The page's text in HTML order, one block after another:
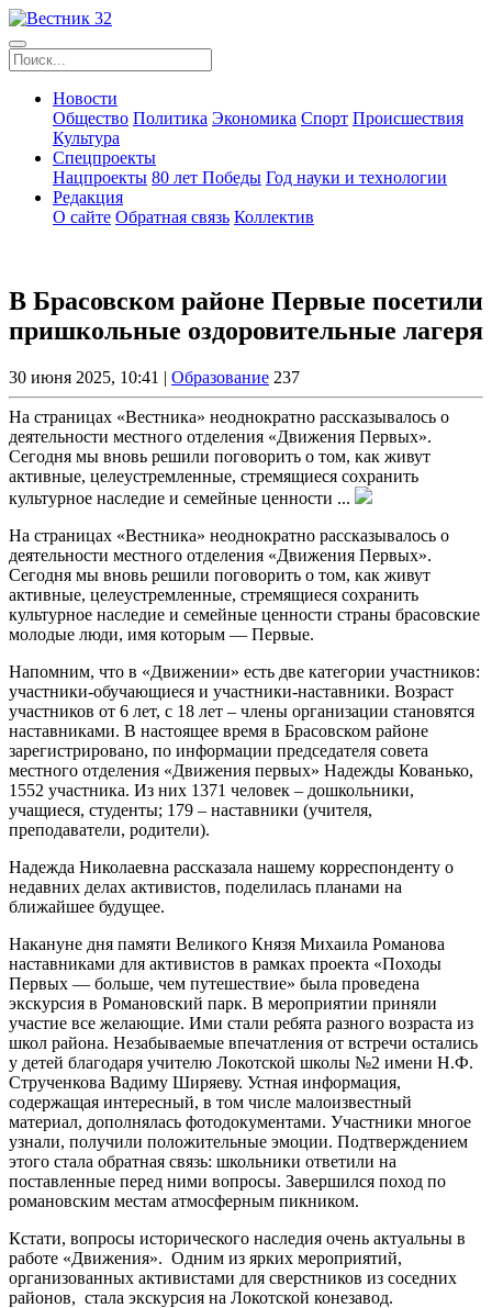
Новости
Общество Политика Экономика Спорт Происшествия
Культура
Спецпроекты
Нацпроекты 80 лет Победы Год науки и технологии
Редакция
О сайте Обратная связь Коллектив
В Брасовском районе Первые посетили
пришкольные оздоровительные лагеря
30 июня 2025, 10:41 | Образование 237
На страницах «Вестника» неоднократно рассказывалось о
деятельности местного отделения «Движения Первых».
Сегодня мы вновь решили поговорить о том, как живут
активные, целеустремленные, стремящиеся сохранить
культурное наследие и семейные ценности ...
На страницах «Вестника» неоднократно рассказывалось о
деятельности местного отделения «Движения Первых».
Сегодня мы вновь решили поговорить о том, как живут
активные, целеустремленные, стремящиеся сохранить
культурное наследие и семейные ценности страны брасовские
молодые люди, имя которым — Первые.
Напомним, что в «Движении» есть две категории участников:
участники-обучающиеся и участники-наставники. Возраст
участников от 6 лет, с 18 лет – члены организации становятся
наставниками. В настоящее время в Брасовском районе
зарегистрировано, по информации председателя совета
местного отделения «Движения первых» Надежды Кованько,
1552 участника. Из них 1371 человек – дошкольники,
учащиеся, студенты; 179 – наставники (учителя,
преподаватели, родители).
Надежда Николаевна рассказала нашему корреспонденту о
недавних делах активистов, поделилась планами на
ближайшее будущее.
Накануне дня памяти Великого Князя Михаила Романова
наставниками для активистов в рамках проекта «Походы
Первых — больше, чем путешествие» была проведена
экскурсия в Романовский парк. В мероприятии приняли
участие все желающие. Ими стали ребята разного возраста из
школ района. Незабываемые впечатления от встречи остались
у детей благодаря учителю Локотской школы №2 имени Н.Ф.
Струченкова Вадиму Ширяеву. Устная информация,
содержащая интересный, в том числе малоизвестный
материал, дополнялась фотодокументами. Участники многое
узнали, получили положительные эмоции. Подтверждением
этого стала обратная связь: школьники ответили на
поставленные перед ними вопросы. Завершился поход по
романовским местам атмосферным пикником.
Кстати, вопросы исторического наследия очень актуальны в
работе «Движения». Одним из ярких мероприятий,
организованных активистами для сверстников из соседних
районов, стала экскурсия на Локотской конезавод.